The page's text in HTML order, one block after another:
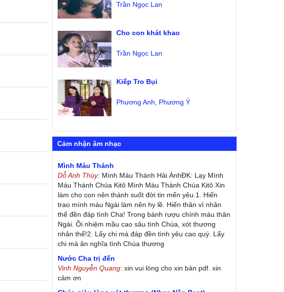
Trần Ngọc Lan
Cho con khát khao
Trần Ngọc Lan
Kiếp Tro Bụi
Phương Anh Phương Ý
Cảm nhận âm nhạc
Mình Máu Thánh
Dỗ Anh Thùy: Mình Máu Thánh Hải ÁnhĐK: Lạy Mình
Máu Thánh Chúa Kitô Mình Máu Thánh Chúa Kitô Xin
làm cho con nên thánh suốt đời tin mến yêu.1. Hiến
trao mình máu Ngài làm nên hy lề. Hiến thân vì nhân
thế đền đáp tình Cha! Trong bánh rượu chính máu thân
Ngài. Ôi nhiệm mầu cao sâu tình Chúa, xót thương
nhân thế!2. Lấy chi mà đáp đền tình yêu cao quý. Lấy
chi mà ân nghĩa tình Chúa thương
Nước Cha trị đến
Vinh Nguyễn Quang: xin vui lòng cho xin bản pdf. xin
cảm ơn